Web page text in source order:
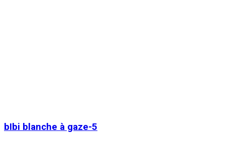
bIbi blanche à gaze-5